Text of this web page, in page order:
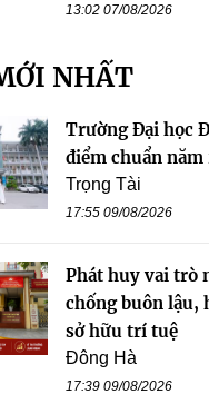
13:02 07/08/2026
NHẤT
Trường Đại học
điểm chuẩn năm
Trọng Tài
17:55 09/08/2026
Phát huy vai trò
chống buôn lậu,
sở hữu trí tuệ
Đông Hà
17:39 09/08/2026